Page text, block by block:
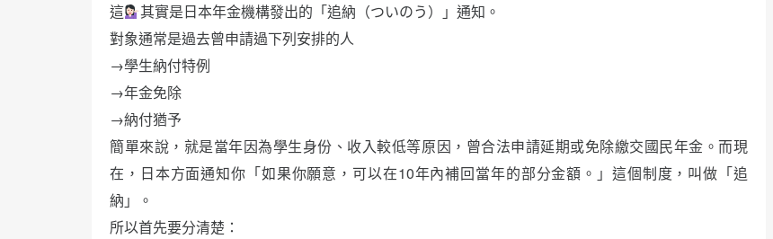
這
其實是日本年金機構發出的「追納（ついのう）」通知。
對象通常是過去曾申請過下列安排的人
→學生納付特例
→年金免除
→納付猶予
簡單來說，就是當年因為學生身份、收入較低等原因，曾合法申請延期或免除繳交國民年金。而現
在，日本方面通知你「如果你願意，可以在10年內補回當年的部分金額。」這個制度，叫做「追
納」。
所以首先要分清楚：